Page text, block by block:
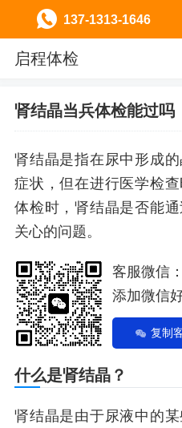
启程体检
肾结晶当兵体检能过吗
肾结晶是指在尿中形成
症状，但在进行医学检
体检时，肾结晶是否能
关心的问题。
客服微信：
添加微信
复制
什么是肾结晶？
肾结晶是由于尿液中的
137-1313-1646